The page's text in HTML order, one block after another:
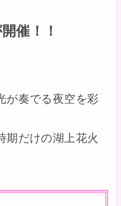
催！！
が奏でる夜空を彩
期だけの湖上花火